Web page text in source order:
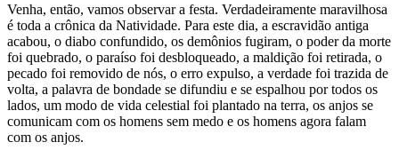
Venha, então, vamos observar a festa. Verdadeiramente maravilhosa
é toda a crônica da Natividade. Para este dia, a escravidão antiga
acabou, o diabo confundido, os demônios fugiram, o poder da morte
foi quebrado, o paraíso foi desbloqueado, a maldição foi retirada, o
pecado foi removido de nós, o erro expulso, a verdade foi trazida de
volta, a palavra de bondade se difundiu e se espalhou por todos os
lados, um modo de vida celestial foi plantado na terra, os anjos se
comunicam com os homens sem medo e os homens agora falam
com os anjos.